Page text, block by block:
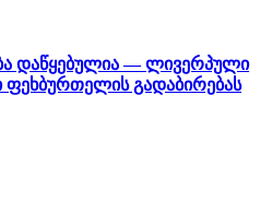
დაწყებულია — ლივერპული
ფეხბურთელის გადაბირებას